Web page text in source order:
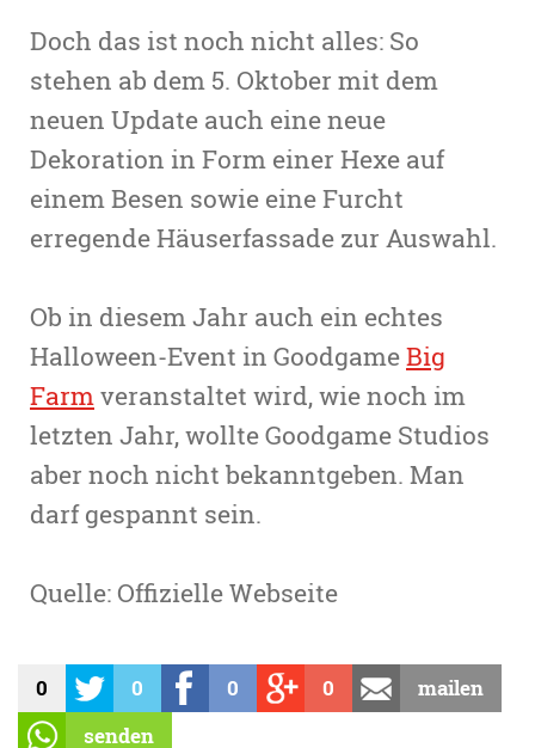
Doch das ist noch nicht alles: So
stehen ab dem 5. Oktober mit dem
neuen Update auch eine neue
Dekoration in Form einer Hexe auf
einem Besen sowie eine Furcht
erregende Häuserfassade zur Auswahl.
Ob in diesem Jahr auch ein echtes
Halloween-Event in GoodgameBig
Farmveranstaltet wird, wie noch im
letzten Jahr, wollte Goodgame Studios
aber noch nicht bekanntgeben. Man
darf gespannt sein.
Quelle: Offizielle Webseite
0 0 0 0
mailen
senden